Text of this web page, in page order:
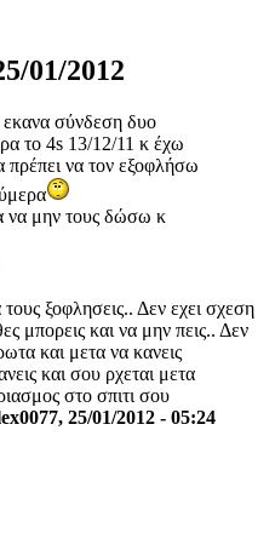
01/2012
σύνδεση δυο
το 4s 13/12/11 κ έχω
πρέπει να τον εξοφλήσω
να μην τους δώσω κ
ξοφλησεις.. Δεν εχει σχεση
μπορεις και να μην πεις.. Δεν
και μετα να κανεις
και σου ρχεται μετα
στο σπιτι σου
25/01/2012 - 05:24